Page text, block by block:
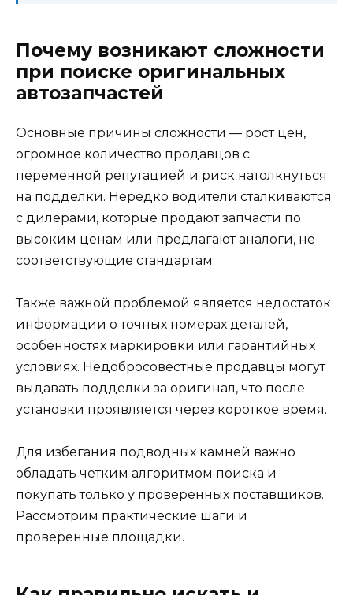
Почему возникают сложности
при поиске оригинальных
автозапчастей
Основные причины сложности — рост цен,
огромное количество продавцов с
переменной репутацией и риск натолкнуться
на подделки. Нередко водители сталкиваются
с дилерами, которые продают запчасти по
высоким ценам или предлагают аналоги, не
соответствующие стандартам.
Также важной проблемой является недостаток
информации о точных номерах деталей,
особенностях маркировки или гарантийных
условиях. Недобросовестные продавцы могут
выдавать подделки за оригинал, что после
установки проявляется через короткое время.
Для избегания подводных камней важно
обладать четким алгоритмом поиска и
покупать только у проверенных поставщиков.
Рассмотрим практические шаги и
проверенные площадки.